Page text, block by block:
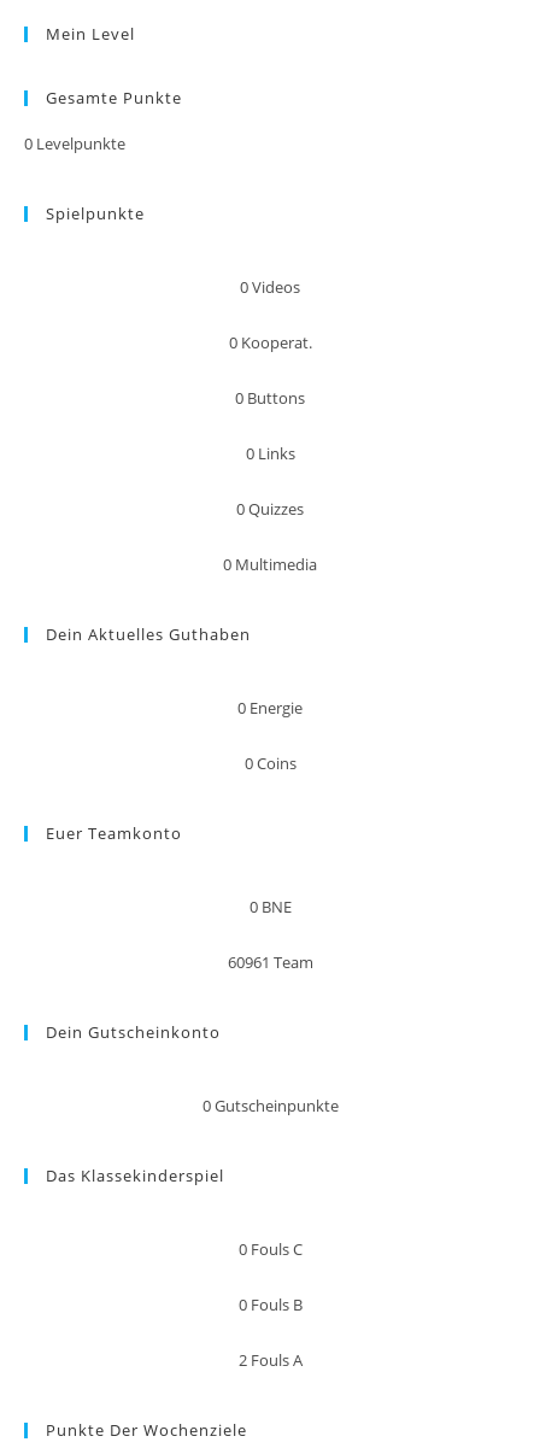
Mein Level
Gesamte Punkte
0 Levelpunkte
Spielpunkte
0Videos
0 Kooperat.
0 Buttons
0 Links
0Quizzes
0 Multimedia
Dein Aktuelles Guthaben
0 Energie
0Coins
Euer Teamkonto
0 BNE
60961 Team
Dein Gutscheinkonto
0Gutscheinpunkte
Das Klassekinderspiel
0 Fouls C
0 Fouls B
2 Fouls A
Punkte Der Wochenziele